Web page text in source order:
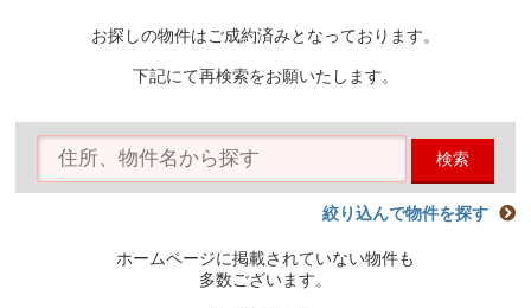
お探しの物件はご成約済みとなっております。
下記にて再検索をお願いたします。
検索
絞り込んで物件を探す
ホームページに掲載されていない物件も
多数ございます。